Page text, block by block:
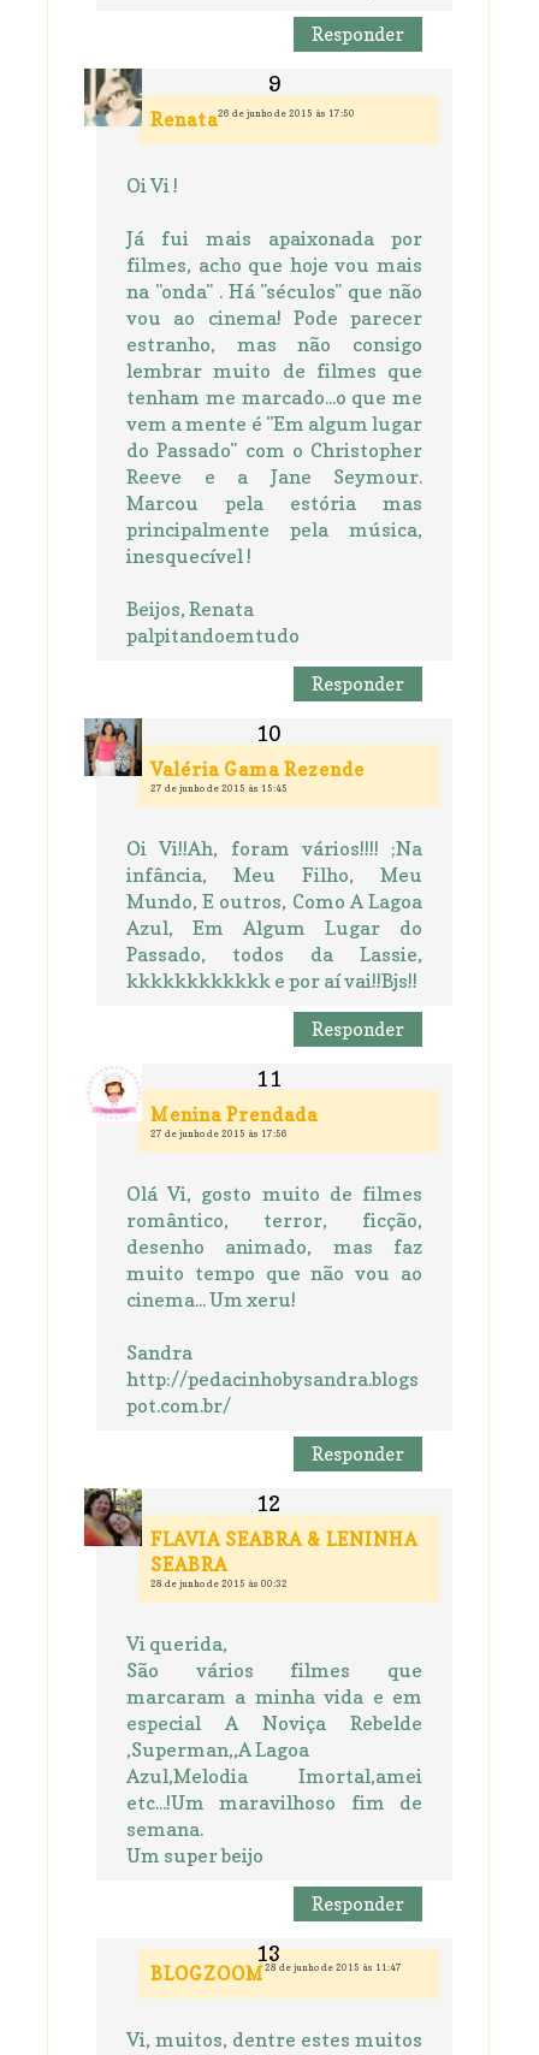
Responder
Renata26 de junho de 2015 às 17:50
Oi Vi !
Já fui mais apaixonada por
filmes, acho que hoje vou mais
na "onda" . Há "séculos" que não
vou ao cinema! Pode parecer
estranho, mas não consigo
lembrar muito de filmes que
tenham me marcado...o que me
vem a mente é "Em algum lugar
do Passado" com o Christopher
Reeve e a Jane Seymour.
Marcou pela estória mas
principalmente pela música,
inesquecível !
Beijos, Renata
palpitandoemtudo
Responder
Valéria Gama Rezende
27 de junho de 2015 às 15:45
Oi Vi!!Ah, foram vários!!!! ;Na
infância, Meu Filho, Meu
Mundo, E outros, Como A Lagoa
Azul, Em Algum Lugar do
Passado, todos da Lassie,
kkkkkkkkkkkk e por aí vai!!Bjs!!
Responder
Menina Prendada
27 de junho de 2015 às 17:56
Olá Vi, gosto muito de filmes
romântico, terror, ficção,
desenho animado, mas faz
muito tempo que não vou ao
cinema... Um xeru!
Sandra
http://pedacinhobysandra.blogs
pot.com.br/
Responder
FLAVIA SEABRA & LENINHA
SEABRA
28 de junho de 2015 às 00:32
Vi querida,
São vários filmes que
marcaram a minha vida e em
especial A Noviça Rebelde
,Superman,,A Lagoa
Azul,Melodia Imortal,amei
etc...!Um maravilhoso fim de
semana.
Um super beijo
Responder
BLOGZOOM28 de junho de 2015 às 11:47
Vi, muitos, dentre estes muitos